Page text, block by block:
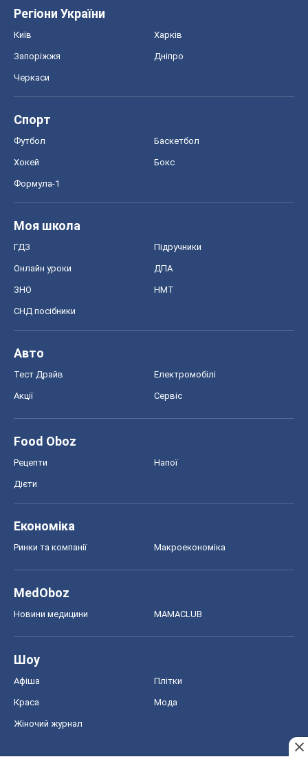
Регіони України
Київ Харків
Запоріжжя Дніпро
Черкаси
Спорт
Футбол Баскетбол
Хокей Бокс
Формула-1
Моя школа
ГДЗ Підручники
Онлайн уроки ДПА
ЗНО НМТ
СНД посібники
Авто
Тест Драйв Електромобілі
Акції Сервіс
Food Oboz
Рецепти Напої
Дієти
Економіка
Ринки та компанії Макроекономіка
MedOboz
Новини медицини MAMACLUB
Шоу
Афіша Плітки
Краса Мода
Жіночий журнал